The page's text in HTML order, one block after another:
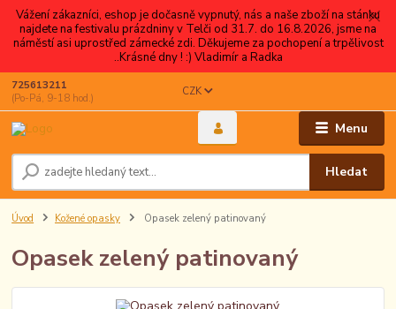
Vážení zákazníci, eshop je dočasně vypnutý, nás a naše zboží na stánku
najdete na festivalu prázdniny v Telči od 31.7. do 16.8.2026, jsme na
náměstí asi uprostřed zámecké zdi. Děkujeme za pochopení a trpělivost
..Krásné dny ! :) Vladimír a Radka
Menu
CZK
Hledat
725613211
(Po-Pá, 9-18 hod.)
Úvod Kožené opasky Opasek zelený patinovaný
Opasek zelený patinovaný